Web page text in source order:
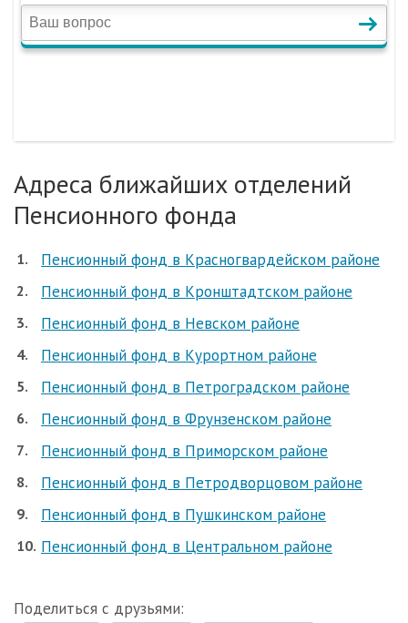
Адреса ближайших отделений
Пенсионного фонда
Пенсионный фонд в Красногвардейском районе
Пенсионный фонд в Кронштадтском районе
Пенсионный фонд в Невском районе
Пенсионный фонд в Курортном районе
Пенсионный фонд в Петроградском районе
Пенсионный фонд в Фрунзенском районе
Пенсионный фонд в Приморском районе
Пенсионный фонд в Петродворцовом районе
Пенсионный фонд в Пушкинском районе
Пенсионный фонд в Центральном районе
Поделиться с друзьями: